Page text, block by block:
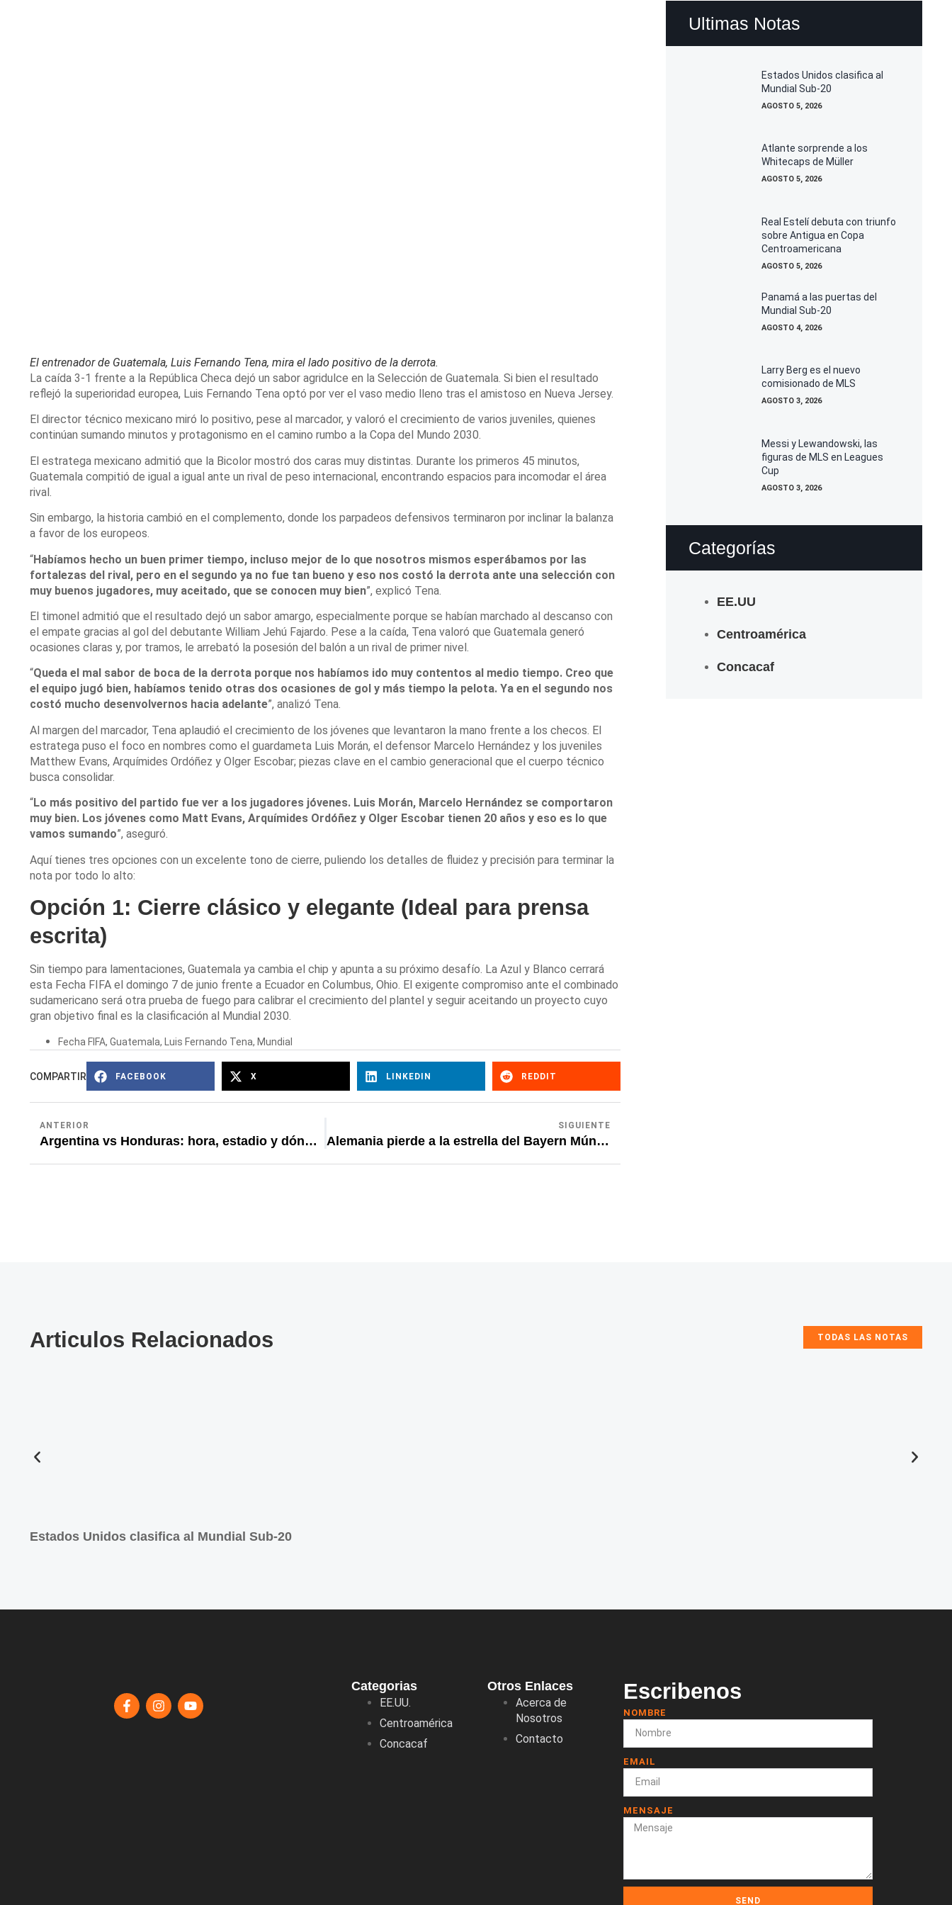
El entrenador de Guatemala, Luis Fernando Tena, mira el lado positivo de la derrota.
La caída 3-1 frente a la República Checa dejó un sabor agridulce en la Selección de Guatemala. Si bien el resultado
reflejó la superioridad europea, Luis Fernando Tena optó por ver el vaso medio lleno tras el amistoso en Nueva Jersey.
El director técnico mexicano miró lo positivo, pese al marcador, y valoró el crecimiento de varios juveniles, quienes
continúan sumando minutos y protagonismo en el camino rumbo a la Copa del Mundo 2030.
El estratega mexicano admitió que la Bicolor mostró dos caras muy distintas. Durante los primeros 45 minutos,
Guatemala compitió de igual a igual ante un rival de peso internacional, encontrando espacios para incomodar el área
rival.
Sin embargo, la historia cambió en el complemento, donde los parpadeos defensivos terminaron por inclinar la balanza
a favor de los europeos.
“Habíamos hecho un buen primer tiempo, incluso mejor de lo que nosotros mismos esperábamos por las
fortalezas del rival, pero en el segundo ya no fue tan bueno y eso nos costó la derrota ante una selección con
muy buenos jugadores, muy aceitado, que se conocen muy bien”, explicó Tena.
El timonel admitió que el resultado dejó un sabor amargo, especialmente porque se habían marchado al descanso con
el empate gracias al gol del debutante William Jehú Fajardo. Pese a la caída, Tena valoró que Guatemala generó
ocasiones claras y, por tramos, le arrebató la posesión del balón a un rival de primer nivel.
“Queda el mal sabor de boca de la derrota porque nos habíamos ido muy contentos al medio tiempo. Creo que
el equipo jugó bien, habíamos tenido otras dos ocasiones de gol y más tiempo la pelota. Ya en el segundo nos
costó mucho desenvolvernos hacia adelante”, analizó Tena.
Al margen del marcador, Tena aplaudió el crecimiento de los jóvenes que levantaron la mano frente a los checos. El
estratega puso el foco en nombres como el guardameta Luis Morán, el defensor Marcelo Hernández y los juveniles
Matthew Evans, Arquímides Ordóñez y Olger Escobar; piezas clave en el cambio generacional que el cuerpo técnico
busca consolidar.
“Lo más positivo del partido fue ver a los jugadores jóvenes. Luis Morán, Marcelo Hernández se comportaron
muy bien. Los jóvenes como Matt Evans, Arquímides Ordóñez y Olger Escobar tienen 20 años y eso es lo que
vamos sumando”, aseguró.
Aquí tienes tres opciones con un excelente tono de cierre, puliendo los detalles de fluidez y precisión para terminar la
nota por todo lo alto:
Opción 1: Cierre clásico y elegante (Ideal para prensa
escrita)
Sin tiempo para lamentaciones, Guatemala ya cambia el chip y apunta a su próximo desafío. La Azul y Blanco cerrará
esta Fecha FIFA el domingo 7 de junio frente a Ecuador en Columbus, Ohio. El exigente compromiso ante el combinado
sudamericano será otra prueba de fuego para calibrar el crecimiento del plantel y seguir aceitando un proyecto cuyo
gran objetivo final es la clasificación al Mundial 2030.
Fecha FIFA, Guatemala, Luis Fernando Tena, Mundial
COMPARTIR FACEBOOK X LINKEDIN REDDIT
ANTERIOR
Argentina vs Honduras: hora, estadio y dónde ver en vivo el amistoso de la fecha FIFA
SIGUIENTE
Alemania pierde a la estrella del Bayern Múnich, Lennart Karl a solo seis días del Mundial 2026
Ultimas Notas
Estados Unidos clasifica al
Mundial Sub-20
AGOSTO 5, 2026
Atlante sorprende a los
Whitecaps de Müller
AGOSTO 5, 2026
Real Estelí debuta con triunfo
sobre Antigua en Copa
Centroamericana
AGOSTO 5, 2026
Panamá a las puertas del
Mundial Sub-20
AGOSTO 4, 2026
Larry Berg es el nuevo
comisionado de MLS
AGOSTO 3, 2026
Messi y Lewandowski, las
figuras de MLS en Leagues
Cup
AGOSTO 3, 2026
Categorías
EE.UU
Centroamérica
Concacaf
Articulos Relacionados TODAS LAS NOTAS
Estados Unidos clasifica al Mundial Sub-20
Categorias
EE.UU.
Centroamérica
Concacaf
Otros Enlaces
Acerca de
Nosotros
Contacto
Escribenos
NOMBRE
EMAIL
MENSAJE
SEND